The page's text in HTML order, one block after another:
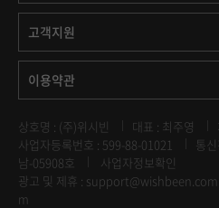
고객지원
이용약관
상호명 : (주)위시빈 대표 : 최주영
사업자등록번호 : 599-88-01021
통
남-05908호
사업자정보확인
광고 및 제휴 : support@wishbeen.com
m